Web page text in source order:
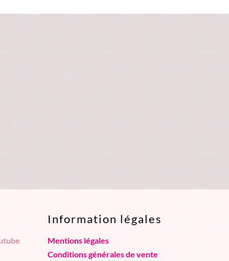
Information légales
Mentions légales
Conditions générales de vente